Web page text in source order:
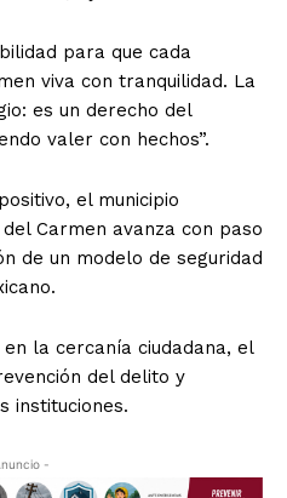
para que cada
viva con tranquilidad. La
es un derecho del
valer con hechos”.
el municipio
Carmen avanza con paso
de un modelo de seguridad
la cercanía ciudadana, el
del delito y
instituciones.
-